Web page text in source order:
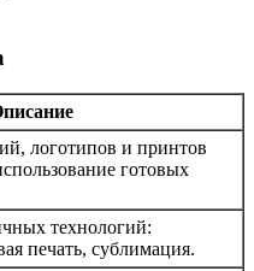
логотипов и принтов
готовых
технологий:
печать, сублимация.